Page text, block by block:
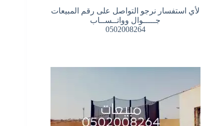
لأي استفسار نرجو التواصل على رقم المبيعات
جـــــوال وواتــســاب
0502008264